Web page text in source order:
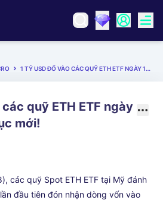
1 TỶ USD ĐỔ VÀO CÁC QUỸ ETH ETF NGÀY 12/8/2025: KỶ LỤC MỚI!
quỹ ETH ETF ngày
mới!
các quỹ Spot ETH ETF tại Mỹ đánh
đầu tiên đón nhận dòng vốn vào